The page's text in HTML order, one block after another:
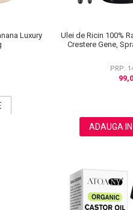
Luxury
Ulei de Ricin 100%
Crestere Gene,
PRP:
ADAUGA